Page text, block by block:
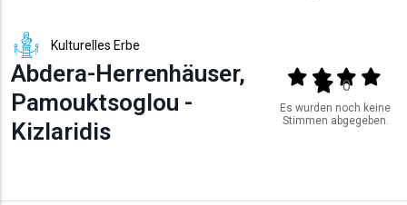
Kulturelles Erbe
Abdera-Herrenhäuser,
Pamouktsoglou -
Kizlaridis
Output format
(star)(star)(star)
(star)
0
Es wurden noch keine
Stimmen abgegeben.